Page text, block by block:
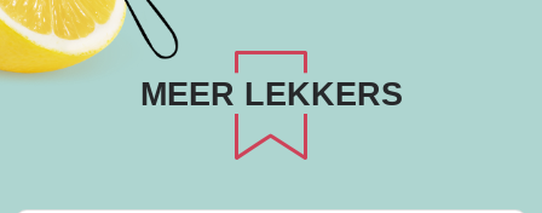
MEER LEKKERS